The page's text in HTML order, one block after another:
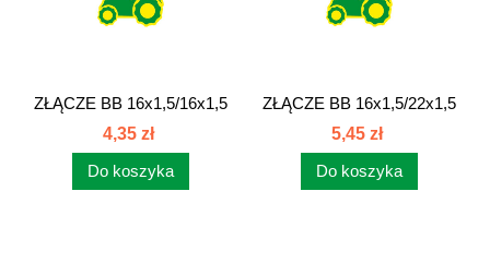
ZŁĄCZE BB 16x1,5/16x1,5
złącze...
4,35 zł
Do koszyka
ZŁĄCZE BB 16x1,5/22x1,5
złącze...
5,45 zł
Do koszyka